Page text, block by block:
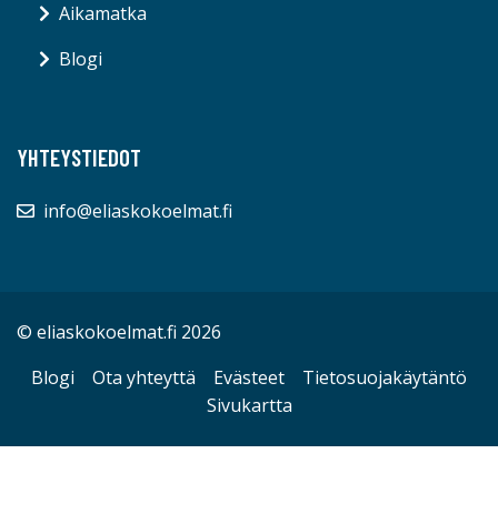
Aikamatka
Blogi
YHTEYSTIEDOT
info@eliaskokoelmat.fi
© eliaskokoelmat.fi 2026
Blogi
Ota yhteyttä Evästeet
Tietosuojakäytäntö
Sivukartta